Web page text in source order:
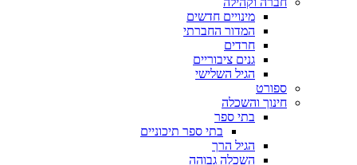
מינויים חדשים
המדור החברתי
חרדים
גנים ציבוריים
הגיל השלישי
ספורט
חינוך והשכלה
בתי ספר
בתי ספר תיכוניים
הגיל הרך
השכלה גבוהה